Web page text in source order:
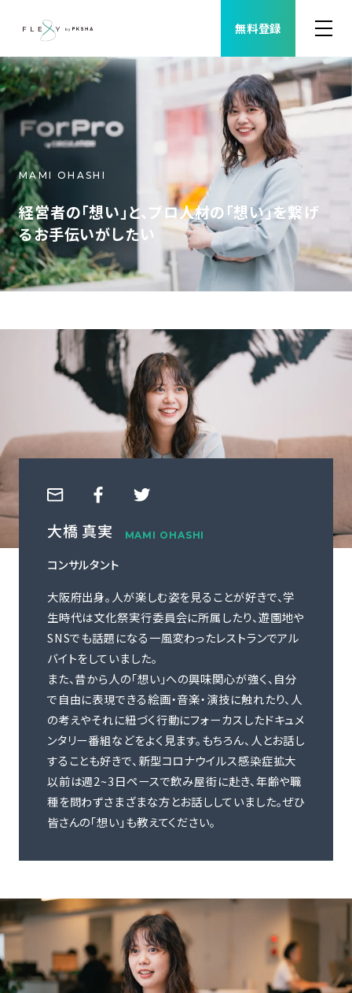
無料登録
案件検索
職種から案件を探す
FLEXYについて
よくある質問
福利厚生
ご利用の流れ
コーディネーター紹介
イベント/マガジン
法人の方
今すぐ無料で登録 ログイン
MAMI OHASHI
経営者の「想い」と、プロ人材の「想い」を繋げ
るお手伝いがしたい
大橋 真実 MAMI OHASHI
コンサルタント
大阪府出身。人が楽しむ姿を見ることが好きで、学
生時代は文化祭実行委員会に所属したり、遊園地や
SNSでも話題になる一風変わったレストランでアル
バイトをしていました。
また、昔から人の「想い」への興味関心が強く、自分
で自由に表現できる絵画・音楽・演技に触れたり、人
の考えやそれに紐づく行動にフォーカスしたドキュメ
ンタリー番組などをよく見ます。もちろん、人とお話し
することも好きで、新型コロナウイルス感染症拡大
以前は週2~3日ペースで飲み屋街に赴き、年齢や職
種を問わずさまざまな方とお話ししていました。ぜひ
皆さんの「想い」も教えてください。